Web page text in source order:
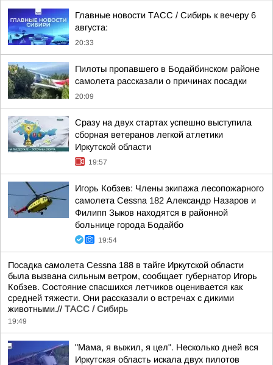
Главные новости ТАСС / Сибирь к вечеру 6
августа:
20:33
Пилоты пропавшего в Бодайбинском районе
самолета рассказали о причинах посадки
20:09
Сразу на двух стартах успешно выступила
сборная ветеранов легкой атлетики
Иркутской области
19:57
Игорь Кобзев: Члены экипажа лесопожарного
самолета Cessna 182 Александр Назаров и
Филипп Зыков находятся в районной
больнице города Бодайбо
19:54
Посадка самолета Cessna 188 в тайге Иркутской области
была вызвана сильным ветром, сообщает губернатор Игорь
Кобзев. Состояние спасшихся летчиков оценивается как
средней тяжести. Они рассказали о встречах с дикими
животными.// ТАСС / Сибирь
19:49
"Мама, я выжил, я цел". Несколько дней вся
Иркутская область искала двух пилотов